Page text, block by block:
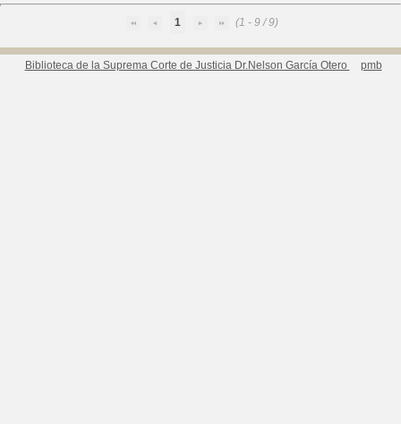
1 (1 - 9 / 9)
Biblioteca de la Suprema Corte de Justicia Dr.Nelson García Otero pmb